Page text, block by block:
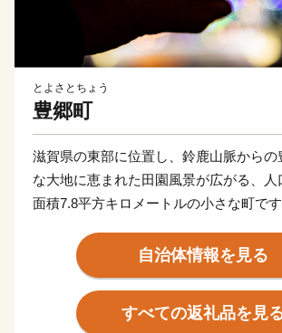
とよさとちょう
豊郷町
滋賀県の東部に位置し、鈴鹿山脈からの
な大地に恵まれた田園風景が広がる、人
面積7.8平方キロメートルの小さな町で
くから稲作が主産業でした。また、近江
多の傑出した先人を世に送り出したこと
祥地としても知られており、心和む町並
ロマンが溢れています。
自治体情報を見る
すべての返礼品を見